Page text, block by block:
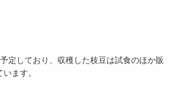
定しており、収穫した枝豆は試食のほか販
ます。